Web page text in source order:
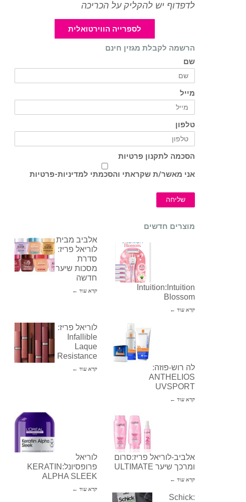
לדפדוף יש להקליק על הכריכה
לספרייה הווירטואלית
הרשמה לקבלת מגזין חינם
שם
מייל
טלפון
הסכמה לתקנון פרטיות
אני מאשר/ת שקראתי והסכמתי למדיניות-פרטיות
שליחה
מוצרים חדשים
אלביב מבית
לוריאל פריז:
סדרת
מסכות שיער
חדשה
קרא עוד ←
Intuition:Intuition
Blossom
קרא עוד ←
לוריאל פריז:
Infallible
Laque
Resistance
קרא עוד ←
לה רוש-פוזה:
ANTHELIOS
UVSPORT
קרא עוד ←
לוריאל
פרופסיונל:KERATIN
ALPHA SLEEK
קרא עוד ←
אלביב-לוריאל פריז:סרום
ומרכך שיער ULTIMATE
קרא עוד ←
Schick: